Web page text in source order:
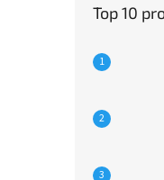
Top 10